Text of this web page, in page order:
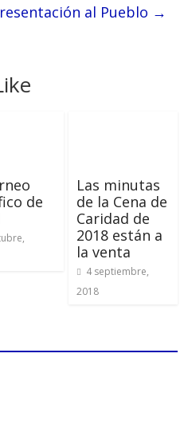
al Pueblo →
de
Las minutas
de la Cena de
Caridad de
2018 están a
la venta
4 septiembre,
2018